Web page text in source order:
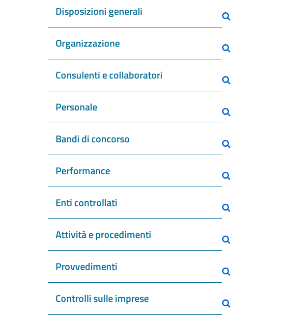
Disposizioni generali
Organizzazione
Consulenti e collaboratori
Personale
Bandi di concorso
Performance
Enti controllati
Attività e procedimenti
Provvedimenti
Controlli sulle imprese